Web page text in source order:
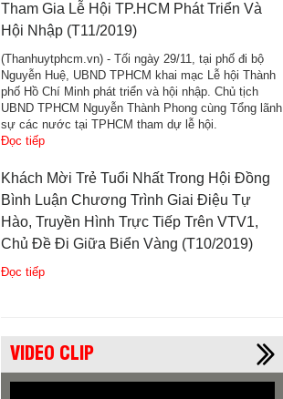
Tham Gia Lễ Hội TP.HCM Phát Triển Và
Hội Nhập (T11/2019)
(Thanhuytphcm.vn) - Tối ngày 29/11, tại phố đi bộ
Nguyễn Huệ, UBND TPHCM khai mạc Lễ hội Thành
phố Hồ Chí Minh phát triển và hội nhập. Chủ tịch
UBND TPHCM Nguyễn Thành Phong cùng Tổng lãnh
sự các nước tại TPHCM tham dự lễ hội.
Đọc tiếp
Khách Mời Trẻ Tuổi Nhất Trong Hội Đồng
Bình Luận Chương Trình Giai Điệu Tự
Hào, Truyền Hình Trực Tiếp Trên VTV1,
Chủ Đề Đi Giữa Biển Vàng (T10/2019)
Đọc tiếp
VIDEO CLIP